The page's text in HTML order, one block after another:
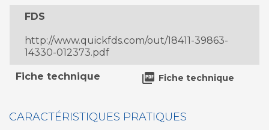
FDS
http://www.quickfds.com/out/18411-39863-
14330-012373.pdf
Fiche technique  Fiche technique
CARACTÉRISTIQUES PRATIQUES